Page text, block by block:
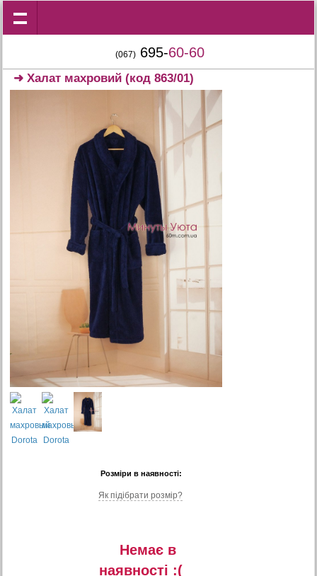
(067) 695-60-60
➜Халат махровий (код 863/01)
Розміри в наявності:
Як підібрати розмір?
Немає в
наявностi :(